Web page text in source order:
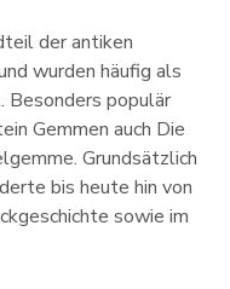
der antiken
wurden häufig als
Besonders populär
Gemmen auch Die
Grundsätzlich
bis heute hin von
sowie im